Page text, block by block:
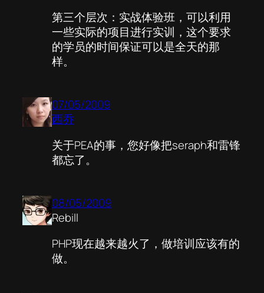
第三个层次：实战体验班，可以利用
一些实际的项目进行实训，这个要求
的学员的时间保证可以是全天的那
样。
07/05/2009
西乔
关于PEA的事，您好像把seraph和雷锋
都忘了。
08/05/2009
Rebill
PHP现在越来越火了，做培训应该有的
做。